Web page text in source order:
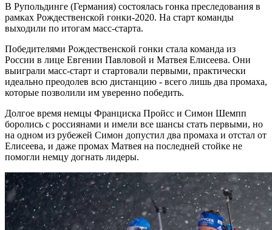
В Рупольдинге (Германия) состоялась гонка преследования в
рамках Рождественской гонки-2020. На старт команды
выходили по итогам масс-старта.
Победителями Рождественской гонки стала команда из
России в лице Евгении Павловой и Матвея Елисеева. Они
выиграли масс-старт и стартовали первыми, практически
идеально преодолев всю дистанцию - всего лишь два промаха,
которые позволили им уверенно победить.
Долгое время немцы Франциска Пройсс и Симон Шемпп
боролись с россиянами и имели все шансы стать первыми, но
на одном из рубежей Симон допустил два промаха и отстал от
Елисеева, и даже промах Матвея на последней стойке не
помогли немцу догнать лидеры.